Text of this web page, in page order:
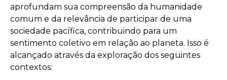
aprofundam sua compreensão da humanidade
comum e da relevância de participar de uma
sociedade pacífica, contribuindo para um
sentimento coletivo em relação ao planeta. Isso é
alcançado através da exploração dos seguintes
contextos: